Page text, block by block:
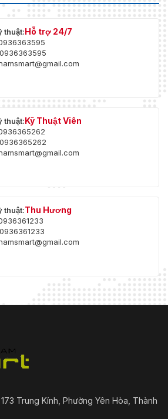
thuật:Hỗ trợ 24/7
thuật:Kỹ Thuật Viên
thuật:Thu Hương
Trung Kính, Phường Yên Hòa, Thành